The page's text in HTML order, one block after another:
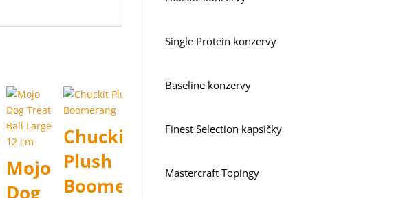
Mojo
Dog
Chuckit
Plush
Boomerang
Chuckit
Frisbee
Single Protein konzervy
Baseline konzervy
Finest Selection kapsičky
Mastercraft Topingy